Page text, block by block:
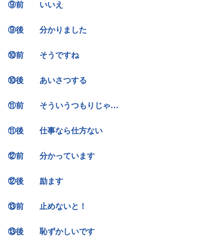
⑨前 いいえ
⑨後 分かりました
⑩前 そうですね
⑩後 あいさつする
⑪前 そういうつもりじゃ…
⑪後 仕事なら仕方ない
⑫前 分かっています
⑫後 励ます
⑬前 止めないと！
⑬後 恥ずかしいです